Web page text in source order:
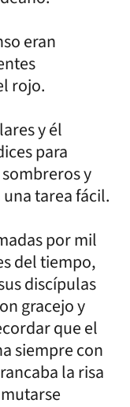
eran
rojo.
y él
para
y
tarea fácil.
por mil
del tiempo,
discípulas
gracejo y
que el
siempre con
la risa